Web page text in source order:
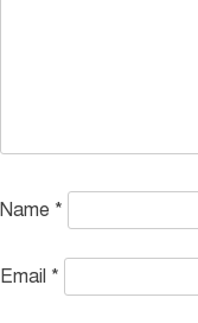
Name *
Email *